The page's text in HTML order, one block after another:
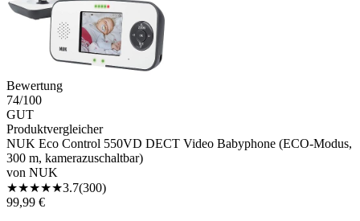
Bewertung
74/100
GUT
Produktvergleicher
NUK Eco Control 550VD DECT Video Babyphone (ECO-Modus,
300 m, kamerazuschaltbar)
von NUK
★★★★★3.7(300)
99,99 €